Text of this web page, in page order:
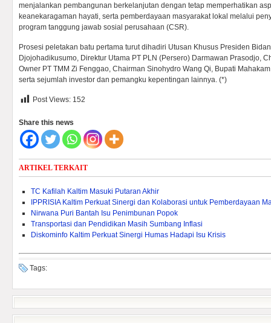
menjalankan pembangunan berkelanjutan dengan tetap memperhatikan
keanekaragaman hayati, serta pemberdayaan masyarakat lokal melalui
program tanggung jawab sosial perusahaan (CSR).
Prosesi peletakan batu pertama turut dihadiri Utusan Khusus Presiden
Djojohadikusumo, Direktur Utama PT PLN (Persero) Darmawan Prasodjo,
Owner PT TMM Zi Fenggao, Chairman Sinohydro Wang Qi, Bupati
serta sejumlah investor dan pemangku kepentingan lainnya. (*)
Post Views: 152
Share this news
ARTIKEL TERKAIT
TC Kafilah Kaltim Masuki Putaran Akhir
IPPRISIA Kaltim Perkuat Sinergi dan Kolaborasi untuk Pemberdayaan
Nirwana Puri Bantah Isu Penimbunan Popok
Transportasi dan Pendidikan Masih Sumbang Inflasi
Diskominfo Kaltim Perkuat Sinergi Humas Hadapi Isu Krisis
Tags: